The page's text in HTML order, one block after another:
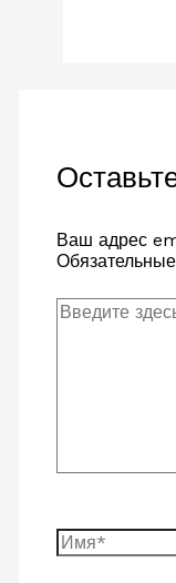
Ваш адрес
Введите
здесь...
Имя*